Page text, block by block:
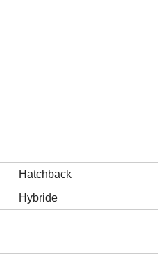
Hatchback
Hybride